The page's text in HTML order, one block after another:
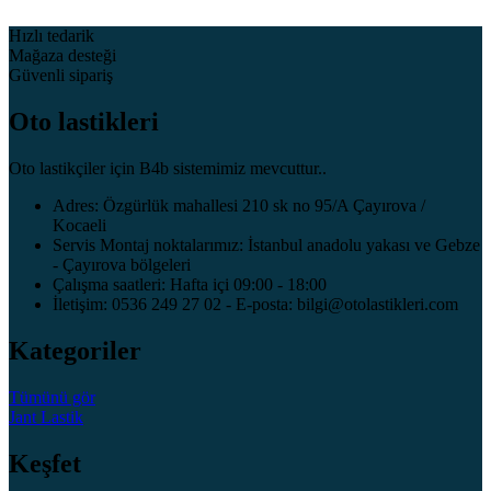
Hızlı tedarik
Mağaza desteği
Güvenli sipariş
Oto lastikleri
Oto lastikçiler için B4b sistemimiz mevcuttur..
Adres: Özgürlük mahallesi 210 sk no 95/A Çayırova /
Kocaeli
Servis Montaj noktalarımız: İstanbul anadolu yakası ve Gebze
- Çayırova bölgeleri
Çalışma saatleri: Hafta içi 09:00 - 18:00
İletişim: 0536 249 27 02 - E-posta: bilgi@otolastikleri.com
Kategoriler
Tümünü gör
Jant Lastik
Keşfet